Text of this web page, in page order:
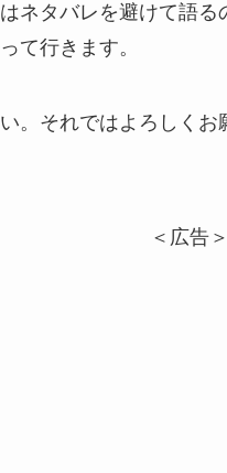
ネタバレを避けて語
て行きます。
。それではよろしくお
＜広告＞